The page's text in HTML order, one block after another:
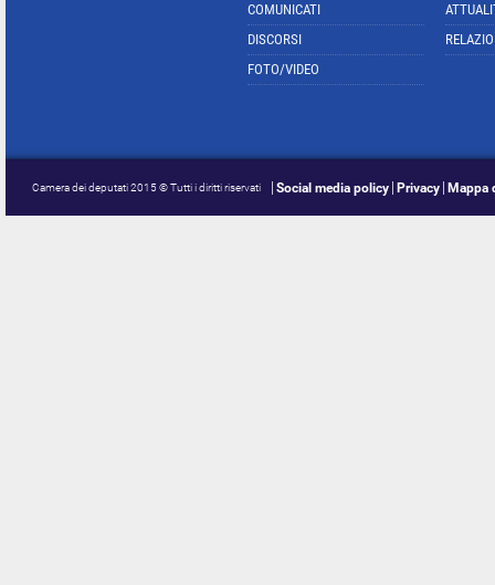
COMUNICATI
DISCORSI
FOTO/VIDEO
Camera dei deputati 2015 © Tutti i diritti riservati Social media policy Privacy Mappa